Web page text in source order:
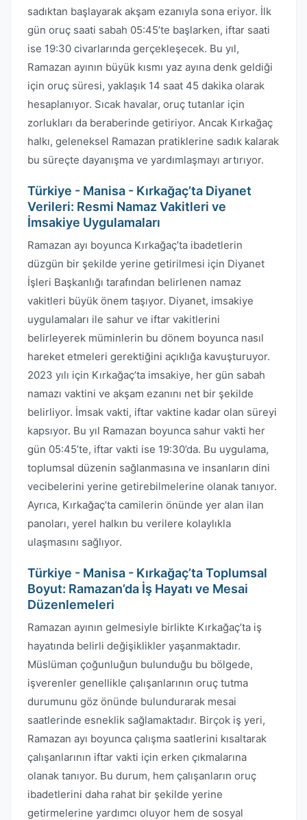
sadıktan başlayarak akşam ezanıyla sona eriyor. İlk
gün oruç saati sabah 05:45’te başlarken, iftar saati
ise 19:30 civarlarında gerçekleşecek. Bu yıl,
Ramazan ayının büyük kısmı yaz ayına denk geldiği
için oruç süresi, yaklaşık 14 saat 45 dakika olarak
hesaplanıyor. Sıcak havalar, oruç tutanlar için
zorlukları da beraberinde getiriyor. Ancak Kırkağaç
halkı, geleneksel Ramazan pratiklerine sadık kalarak
bu süreçte dayanışma ve yardımlaşmayı artırıyor.
Türkiye - Manisa - Kırkağaç’ta Diyanet
Verileri: Resmi Namaz Vakitleri ve
İmsakiye Uygulamaları
Ramazan ayı boyunca Kırkağaç’ta ibadetlerin
düzgün bir şekilde yerine getirilmesi için Diyanet
İşleri Başkanlığı tarafından belirlenen namaz
vakitleri büyük önem taşıyor. Diyanet, imsakiye
uygulamaları ile sahur ve iftar vakitlerini
belirleyerek müminlerin bu dönem boyunca nasıl
hareket etmeleri gerektiğini açıklığa kavuşturuyor.
2023 yılı için Kırkağaç’ta imsakiye, her gün sabah
namazı vaktini ve akşam ezanını net bir şekilde
belirliyor. İmsak vakti, iftar vaktine kadar olan süreyi
kapsıyor. Bu yıl Ramazan boyunca sahur vakti her
gün 05:45’te, iftar vakti ise 19:30’da. Bu uygulama,
toplumsal düzenin sağlanmasına ve insanların dini
vecibelerini yerine getirebilmelerine olanak tanıyor.
Ayrıca, Kırkağaç’ta camilerin önünde yer alan ilan
panoları, yerel halkın bu verilere kolaylıkla
ulaşmasını sağlıyor.
Türkiye - Manisa - Kırkağaç’ta Toplumsal
Boyut: Ramazan’da İş Hayatı ve Mesai
Düzenlemeleri
Ramazan ayının gelmesiyle birlikte Kırkağaç’ta iş
hayatında belirli değişiklikler yaşanmaktadır.
Müslüman çoğunluğun bulunduğu bu bölgede,
işverenler genellikle çalışanlarının oruç tutma
durumunu göz önünde bulundurarak mesai
saatlerinde esneklik sağlamaktadır. Birçok iş yeri,
Ramazan ayı boyunca çalışma saatlerini kısaltarak
çalışanlarının iftar vakti için erken çıkmalarına
olanak tanıyor. Bu durum, hem çalışanların oruç
ibadetlerini daha rahat bir şekilde yerine
getirmelerine yardımcı oluyor hem de sosyal